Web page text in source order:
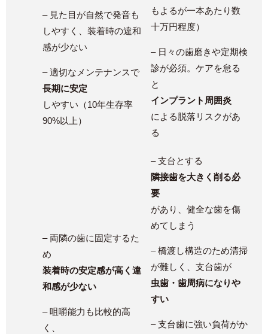
– 見た目が自然で発音も
しやすく、装着時の違和
感が少ない
– 適切なメンテナンスで
長期に安定
しやすい（10年生存率
90%以上）
もよるが一本あたり数
十万円程度）
– 日々の歯磨きや定期検
診が必須。ケアを怠る
と
インプラント周囲炎
による脱落リスクがあ
る
– 両隣の歯に固定するた
め
装着時の安定感が高く違
和感が少ない
– 咀嚼能力も比較的高
く、
– 支台とする
隣接歯を大きく削る必
要
があり、健全な歯を傷
めてしまう
– 橋渡し構造のため清掃
が難しく、支台歯が
虫歯・歯周病になりや
すい
– 支台歯に強い負荷がか